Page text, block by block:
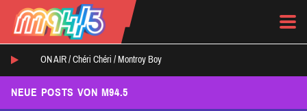
ON AIR / Chéri Chéri / Montroy Boy
NEUE POSTS VON M94.5